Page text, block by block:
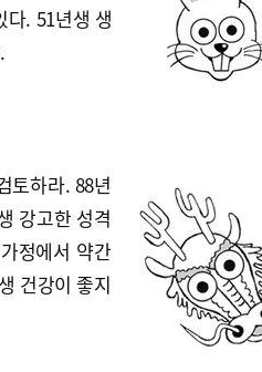
다. 51년생 생
토하라. 88년
강고한 성격
정에서 약간
건강이 좋지